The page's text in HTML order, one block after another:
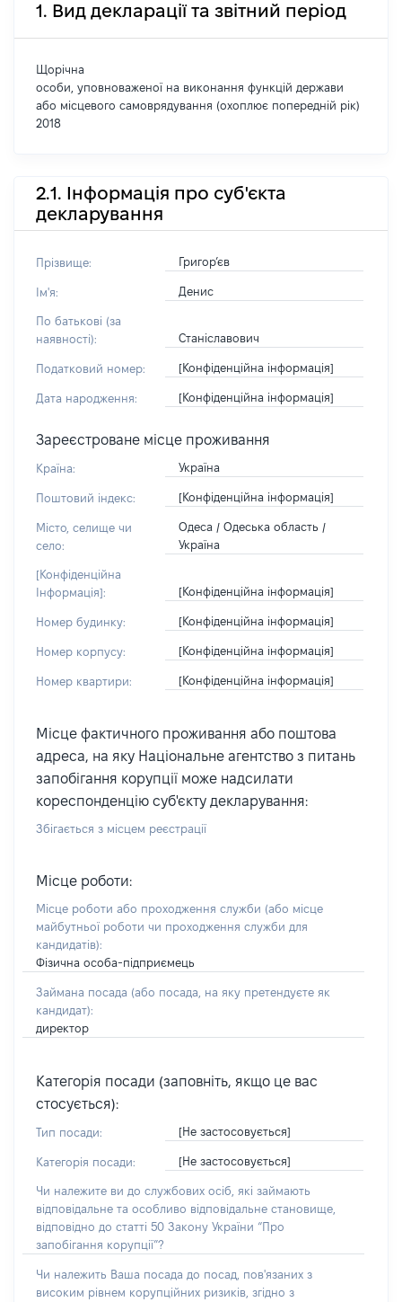
1. Вид декларації та звітний період
Щорічна
особи, уповноваженої на виконання функцій держави
або місцевого самоврядування (охоплює попередній рік)
2018
2.1. Інформація про суб'єкта
декларування
Прізвище: Григор’єв
Ім'я: Денис
По батькові (за
наявності):
Станіславович
Податковий номер: [Конфіденційна інформація]
Дата народження: [Конфіденційна інформація]
Зареєстроване місце проживання
Країна: Україна
Поштовий індекс: [Конфіденційна інформація]
Місто, селище чи
село:
Одеса / Одеська область /
Україна
[Конфіденційна
Інформація]:
[Конфіденційна інформація]
Номер будинку: [Конфіденційна інформація]
Номер корпусу: [Конфіденційна інформація]
Номер квартири: [Конфіденційна інформація]
Місце фактичного проживання або поштова
адреса, на яку Національне агентство з питань
запобігання корупції може надсилати
кореспонденцію суб'єкту декларування:
Збігається з місцем реєстрації
Місце роботи:
Місце роботи або проходження служби (або місце
майбутньої роботи чи проходження служби для
кандидатів):
Фізична особа-підприємець
Займана посада (або посада, на яку претендуєте як
кандидат):
директор
Категорія посади (заповніть, якщо це вас
стосується):
Тип посади: [Не застосовується]
Категорія посади: [Не застосовується]
Чи належите ви до службових осіб, які займають
відповідальне та особливо відповідальне становище,
відповідно до статті 50 Закону України “Про
запобігання корупції”?
Чи належить Ваша посада до посад, пов'язаних з
високим рівнем корупційних ризиків, згідно з